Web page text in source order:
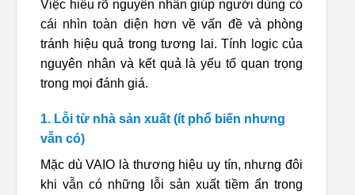
Việc hiểu rõ nguyên nhân giúp người dùng có
cái nhìn toàn diện hơn về vấn đề và phòng
tránh hiệu quả trong tương lai. Tính logic của
nguyên nhân và kết quả là yếu tố quan trọng
trong mọi đánh giá.
1. Lỗi từ nhà sản xuất (ít phổ biến nhưng
vẫn có)
Mặc dù VAIO là thương hiệu uy tín, nhưng đôi
khi vẫn có những lỗi sản xuất tiềm ẩn trong